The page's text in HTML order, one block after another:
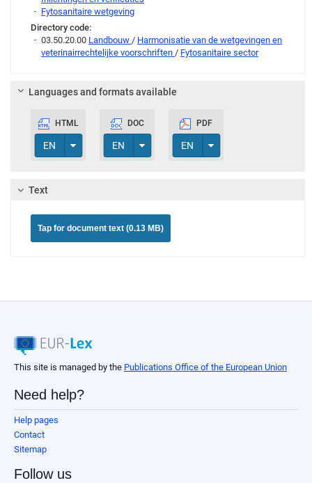
Fytosanitaire wetgeving
Directory code:
03.50.20.00 Landbouw / Harmonisatie van de wetgevingen en
veterinairrechtelijke voorschriften / Fytosanitaire sector
Languages and formats available
HTML
EN Toggle Dropdown
DOC
EN Toggle Dropdown
PDF
EN Toggle Dropdown
Text
Tap for document text (0.13 MB)
This site is managed by the Publications Office of the European Union
Need help?
Help pages
Contact
Sitemap
Follow us